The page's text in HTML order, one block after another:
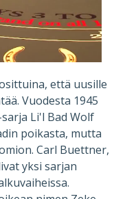
että uusille
Vuodesta 1945
Li'l Bad Wolf
poikasta, mutta
Carl Buettner,
yksi sarjan